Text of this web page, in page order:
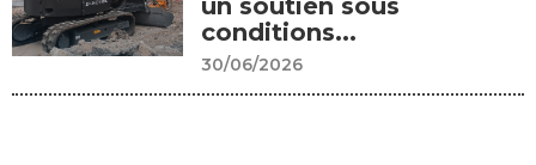
un soutien sous
conditions...
30/06/2026